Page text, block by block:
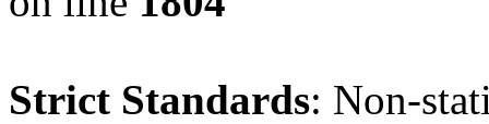
Strict Standards: Non-